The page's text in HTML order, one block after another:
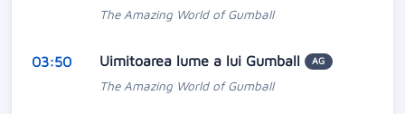
The Amazing World of Gumball
03:50 Uimitoarea lume a lui Gumball AG
The Amazing World of Gumball